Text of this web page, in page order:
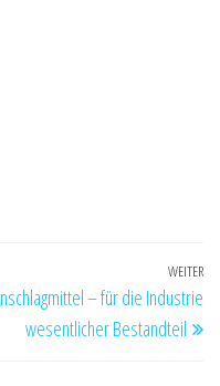
WEITER
– für die Industrie
wesentlicher Bestandteil